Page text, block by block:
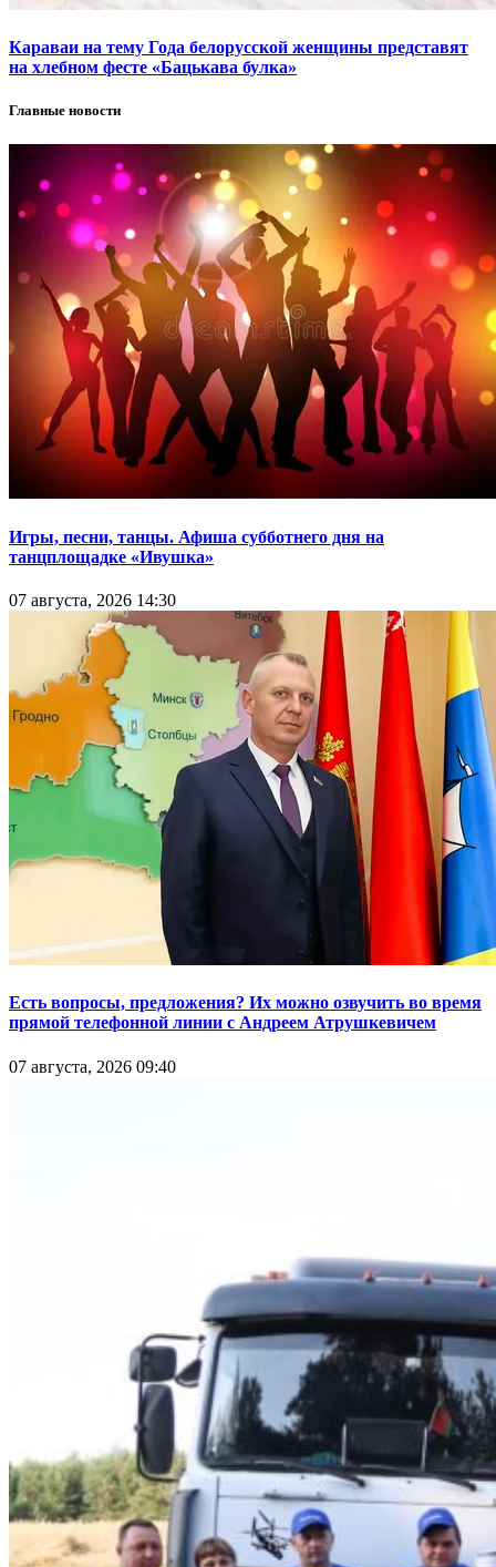
Караваи на тему Года белорусской женщины представят
на хлебном фесте «Бацькава булка»
Главные новости
Игры, песни, танцы. Афиша субботнего дня на
танцплощадке «Ивушка»
07 августа, 2026 14:30
Есть вопросы, предложения? Их можно озвучить во время
прямой телефонной линии с Андреем Атрушкевичем
07 августа, 2026 09:40